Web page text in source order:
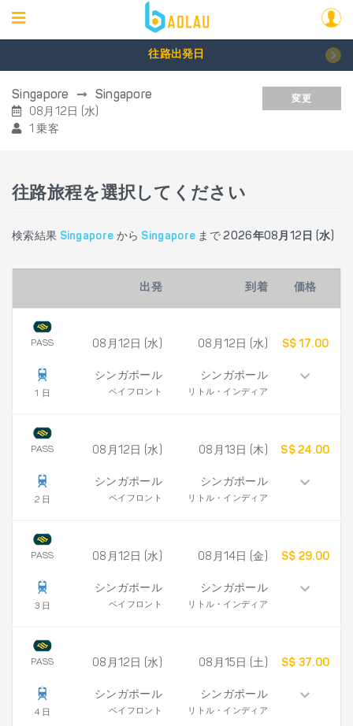
往路出発日
Singapore Singapore
08月12日 (水)
1 乗客
変更
往路旅程を選択してください
検索結果 Singapore から Singapore まで2026年08月12日 (水)
出発 到着 価格
PASS
1 日
08月12日 (水)
シンガポール
ベイフロント
08月12日 (水)
シンガポール
リトル・インディア
S$ 17.00
PASS
2 日
08月12日 (水)
シンガポール
ベイフロント
08月13日 (木)
シンガポール
リトル・インディア
S$ 24.00
PASS
3 日
08月12日 (水)
シンガポール
ベイフロント
08月14日 (金)
シンガポール
リトル・インディア
S$ 29.00
PASS
4 日
08月12日 (水)
シンガポール
ベイフロント
08月15日 (土)
シンガポール
リトル・インディア
S$ 37.00